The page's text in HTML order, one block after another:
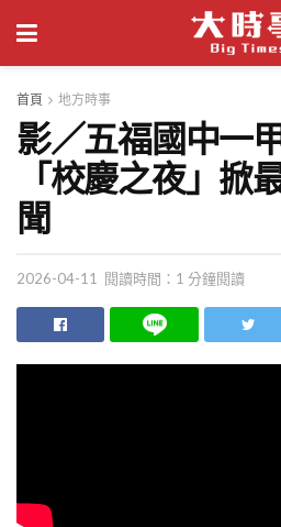
首頁 地方時事
影／五福國中一
「校慶之夜」掀
聞
2026-04-11 閱讀時間：1 分鐘閱讀